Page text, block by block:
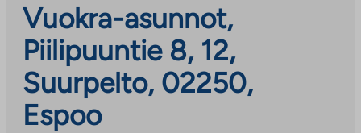
Vuokra-asunnot,
Piilipuuntie 8, 12,
Suurpelto, 02250,
Espoo